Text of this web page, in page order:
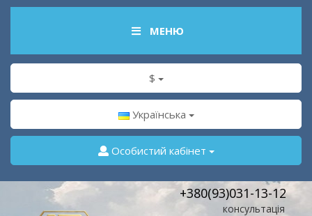
МЕНЮ
$
Українська
Особистий кабінет
+380(93)031-13-12
консультація